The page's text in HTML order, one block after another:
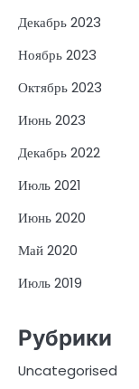
Декабрь 2023
Ноябрь 2023
Октябрь 2023
Июнь 2023
Декабрь 2022
Июль 2021
Июнь 2020
Май 2020
Июль 2019
Рубрики
Uncategorised